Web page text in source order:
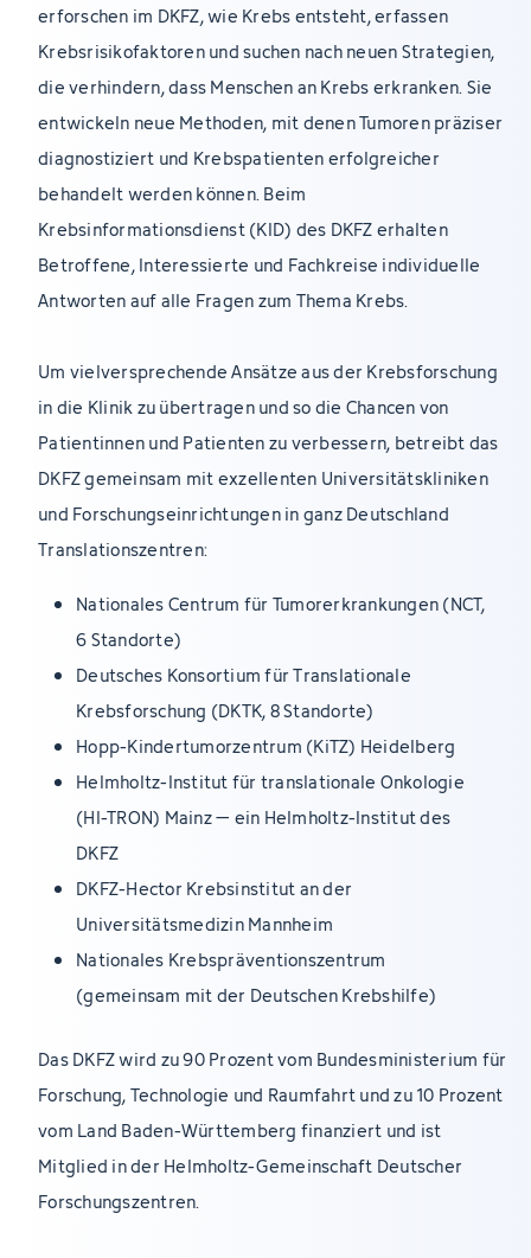
erforschen im DKFZ, wie Krebs entsteht, erfassen
Krebsrisikofaktoren und suchen nach neuen Strategien,
die verhindern, dass Menschen an Krebs erkranken. Sie
entwickeln neue Methoden, mit denen Tumoren präziser
diagnostiziert und Krebspatienten erfolgreicher
behandelt werden können. Beim
Krebsinformationsdienst (KID) des DKFZ erhalten
Betroffene, Interessierte und Fachkreise individuelle
Antworten auf alle Fragen zum Thema Krebs.
Um vielversprechende Ansätze aus der Krebsforschung
in die Klinik zu übertragen und so die Chancen von
Patientinnen und Patienten zu verbessern, betreibt das
DKFZ gemeinsam mit exzellenten Universitätskliniken
und Forschungseinrichtungen in ganz Deutschland
Translationszentren:
Nationales Centrum für Tumorerkrankungen (NCT,
6 Standorte)
Deutsches Konsortium für Translationale
Krebsforschung (DKTK, 8 Standorte)
Hopp-Kindertumorzentrum (KiTZ) Heidelberg
Helmholtz-Institut für translationale Onkologie
(HI-TRON) Mainz – ein Helmholtz-Institut des
DKFZ
DKFZ-Hector Krebsinstitut an der
Universitätsmedizin Mannheim
Nationales Krebspräventionszentrum
(gemeinsam mit der Deutschen Krebshilfe)
Das DKFZ wird zu 90 Prozent vom Bundesministerium für
Forschung, Technologie und Raumfahrt und zu 10 Prozent
vom Land Baden-Württemberg finanziert und ist
Mitglied in der Helmholtz-Gemeinschaft Deutscher
Forschungszentren.